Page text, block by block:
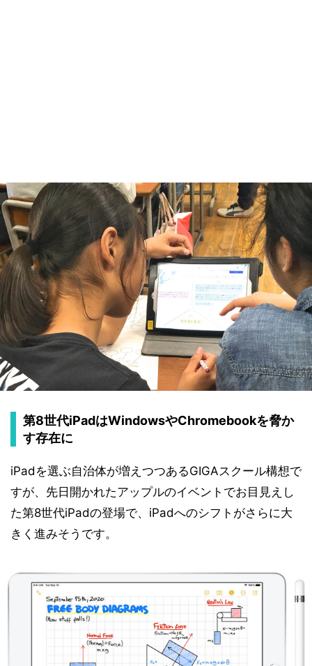
第8世代iPadはWindowsやChromebookを脅か
す存在に
iPadを選ぶ自治体が増えつつあるGIGAスクール構想で
すが、先日開かれたアップルのイベントでお目見えし
た第8世代iPadの登場で、iPadへのシフトがさらに大
きく進みそうです。